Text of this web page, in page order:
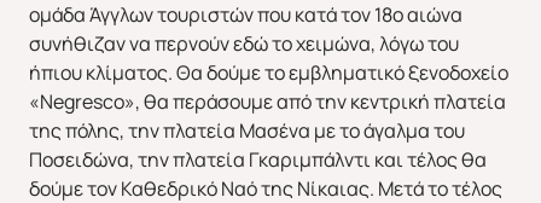
ομάδα Άγγλων τουριστών που κατά τον 18ο αιώνα
συνήθιζαν να περνούν εδώ το χειμώνα, λόγω του
ήπιου κλίματος. Θα δούμε το εμβληματικό ξενοδοχείο
«Negresco», θα περάσουμε από την κεντρική πλατεία
της πόλης, την πλατεία Μασένα με το άγαλμα του
Ποσειδώνα, την πλατεία Γκαριμπάλντι και τέλος θα
δούμε τον Καθεδρικό Ναό της Νίκαιας. Μετά το τέλος